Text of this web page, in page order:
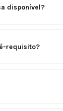
disponível?
requisito?